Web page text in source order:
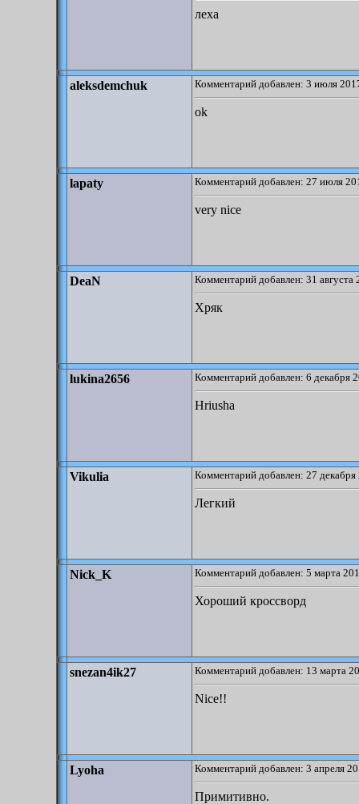
леха
aleksdemchuk Комментарий добавлен: 3 июля
ok
lapaty Комментарий добавлен: 27 июля
very nice
DeaN Комментарий добавлен: 31 августа
Хряк
lukina2656 Комментарий добавлен: 6 декабря
Hriusha
Vikulia Комментарий добавлен: 27
Легкий
Nick_K Комментарий добавлен: 5 марта
Хороший кроссворд
snezan4ik27 Комментарий добавлен: 13 марта
Nice!!
Lyoha Комментарий добавлен: 3 апреля
Примитивно.